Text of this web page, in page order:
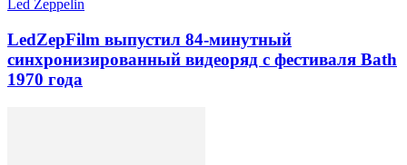
Led Zeppelin
LedZepFilm выпустил 84-минутный
синхронизированный видеоряд с фестиваля Bath
1970 года